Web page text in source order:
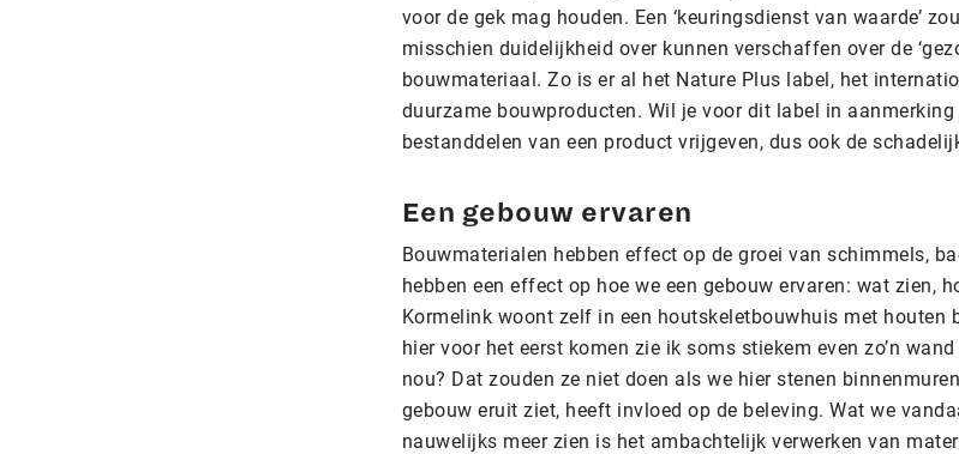
voor de gek mag houden. Een ‘keuringsdienst van waarde’
misschien duidelijkheid over kunnen verschaffen over de
bouwmateriaal. Zo is er al het Nature Plus label, het
duurzame bouwproducten. Wil je voor dit label in
bestanddelen van een product vrijgeven, dus ook de
Een gebouw ervaren
Bouwmaterialen hebben effect op de groei van schimmels,
hebben een effect op hoe we een gebouw ervaren: wat zien,
Kormelink woont zelf in een houtskeletbouwhuis met houten
hier voor het eerst komen zie ik soms stiekem even zo’n
nou? Dat zouden ze niet doen als we hier stenen
gebouw eruit ziet, heeft invloed op de beleving. Wat we
nauwelijks meer zien is het ambachtelijk verwerken van